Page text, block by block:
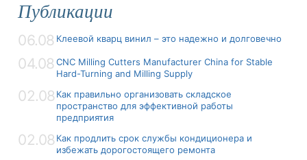
Публикации
06.08 Клеевой кварц винил – это надежно и долговечно
04.08 CNC Milling Cutters Manufacturer China for Stable
Hard-Turning and Milling Supply
02.08 Как правильно организовать складское
пространство для эффективной работы
предприятия
02.08 Как продлить срок службы кондиционера и
избежать дорогостоящего ремонта